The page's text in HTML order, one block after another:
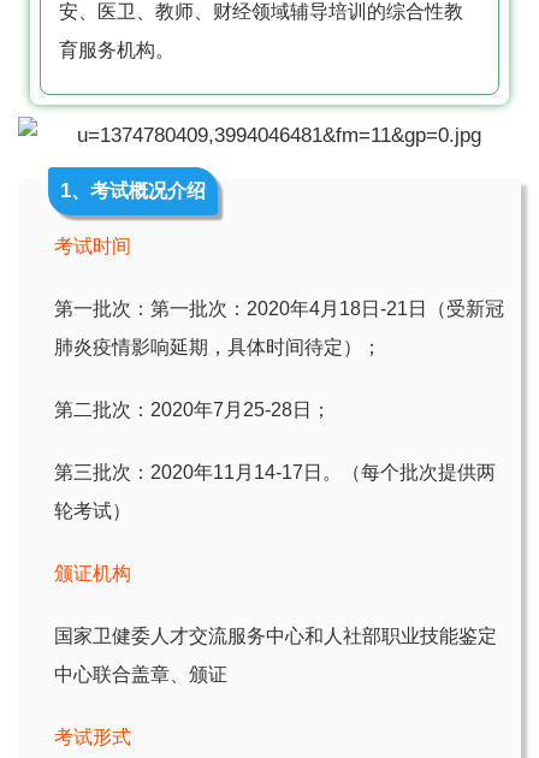
安、医卫、教师、财经领域辅导培训的综合性教
育服务机构。
1、考试概况介绍
考试时间
第一批次：第一批次：2020年4月18日-21日（受新冠
肺炎疫情影响延期，具体时间待定）；
第二批次：2020年7月25-28日；
第三批次：2020年11月14-17日。（每个批次提供两
轮考试）
颁证机构
国家卫健委人才交流服务中心和人社部职业技能鉴定
中心联合盖章、颁证
考试形式